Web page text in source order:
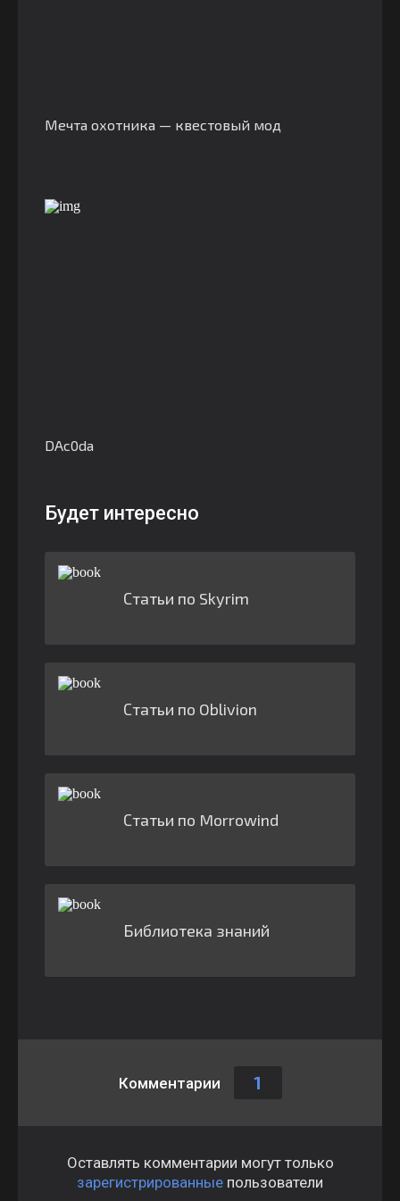
Мечта охотника — квестовый мод
DAc0da
Будет интересно
Статьи по Skyrim
Статьи по Oblivion
Статьи по Morrowind
Библиотека знаний
Комментарии 1
Оставлять комментарии могут только
зарегистрированные пользователи